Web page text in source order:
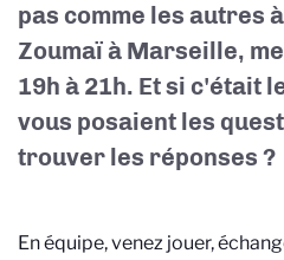
pas comme les autres
Zoumaï à Marseille,
19h à 21h. Et si c'était
vous posaient les
trouver les réponses ?
En équipe, venez jouer,